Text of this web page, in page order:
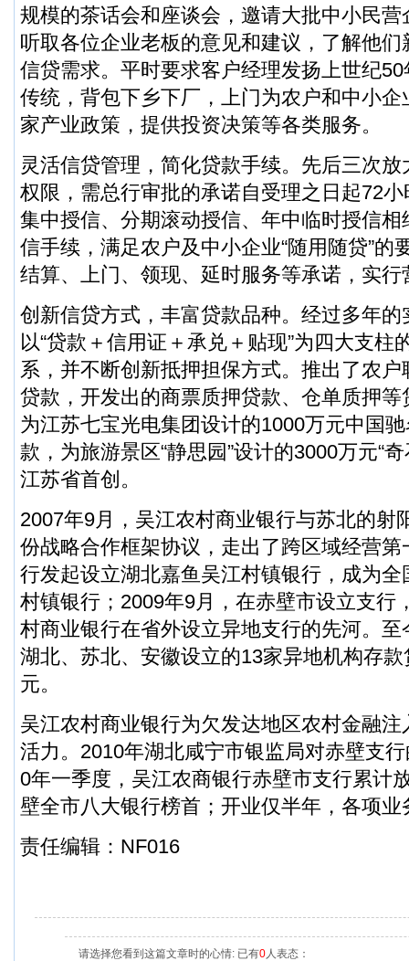
规模的茶话会和座谈会，邀请大批中小民
听取各位企业老板的意见和建议，了解他
信贷需求。平时要求客户经理发扬上世纪50
传统， 背包下乡下厂，上门为农户和中小企
家产业政策，提供投资决策等各类服务。
灵活信贷管理，简化贷款手续。先后三次
权限，需总行审批的承诺自受理之日起72
集中授信、分期滚动授信、年中临时授信
信手续，满足农户及中小企业“随用随贷”的
结算、上门、领现、延时服务等承诺，实
创新信贷方式，丰富贷款品种。经过多年
以“贷款＋信用证＋承兑＋贴现”为四大支柱
系，并不断创新抵押担保方式。推出了农
贷款，开发出的商票质押贷款、仓单质押
为江苏七宝光电集团设计的1000万元中国
款，为旅游景区“静思园”设计的3000万元“
江苏省首创。
2007年9月，吴江农村商业银行与苏北的射
份战略合作框架协议，走出了跨区域经营
行发起设立湖北嘉鱼吴江村镇银行，成为
村镇银行；2009年9月，在赤壁市设立支行
村商业银行在省外设立异地支行的先河。
湖北、苏北、安徽设立的13家异地机构存
元。
吴江农村商业银行为欠发达地区农村金融注
活力。2010年湖北咸宁市银监局对赤壁支
0年一季度，吴江农商银行赤壁市支行累计
壁全市八大银行榜首；开业仅半年，各项业
责任编辑：NF016
请选择您看到这篇文章时的心情: 已有0人表态：